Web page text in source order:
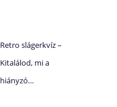
Retro slágerkvíz –
Kitalálod, mi a
hiányzó…